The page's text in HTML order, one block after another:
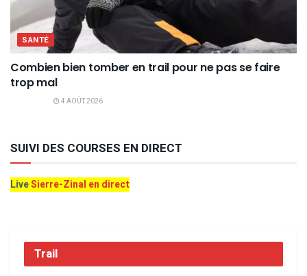
SANTÉ
Combien bien tomber en trail pour ne pas se faire
trop mal
4 AOÛT 2026
SUIVI DES COURSES EN DIRECT
LiveSierre-Zinal en direct
Trail